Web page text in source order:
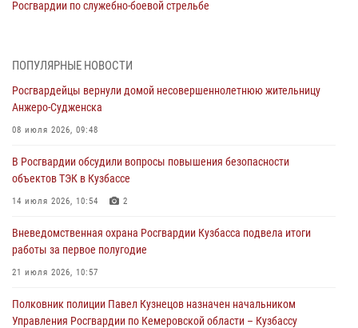
Росгвардии по служебно-боевой стрельбе
Росгвардейцы задержали в Кемерове дебошира, устроившего
05 августа 2026, 09:30
Росгвардейцы задержали участника драки, причинившего побои
05 августа 2026, 08:50
Росгвардейцы пресекли нарушение общественного порядка на
05 августа 2026, 08:10
Росгвардейцы в Юрге пресекли попытку проникновения на
05 августа 2026, 07:45
ПОПУЛЯРНЫЕ НОВОСТИ
Росгвардейцы вернули домой несовершеннолетнюю жительницу
Анжеро-Судженска
08 июля 2026, 09:48
В Росгвардии обсудили вопросы повышения безопасности
объектов ТЭК в Кузбассе
14 июля 2026, 10:54 2
Вневедомственная охрана Росгвардии Кузбасса подвела итоги
работы за первое полугодие
21 июля 2026, 10:57
Полковник полиции Павел Кузнецов назначен начальником
Управления Росгвардии по Кемеровской области – Кузбассу